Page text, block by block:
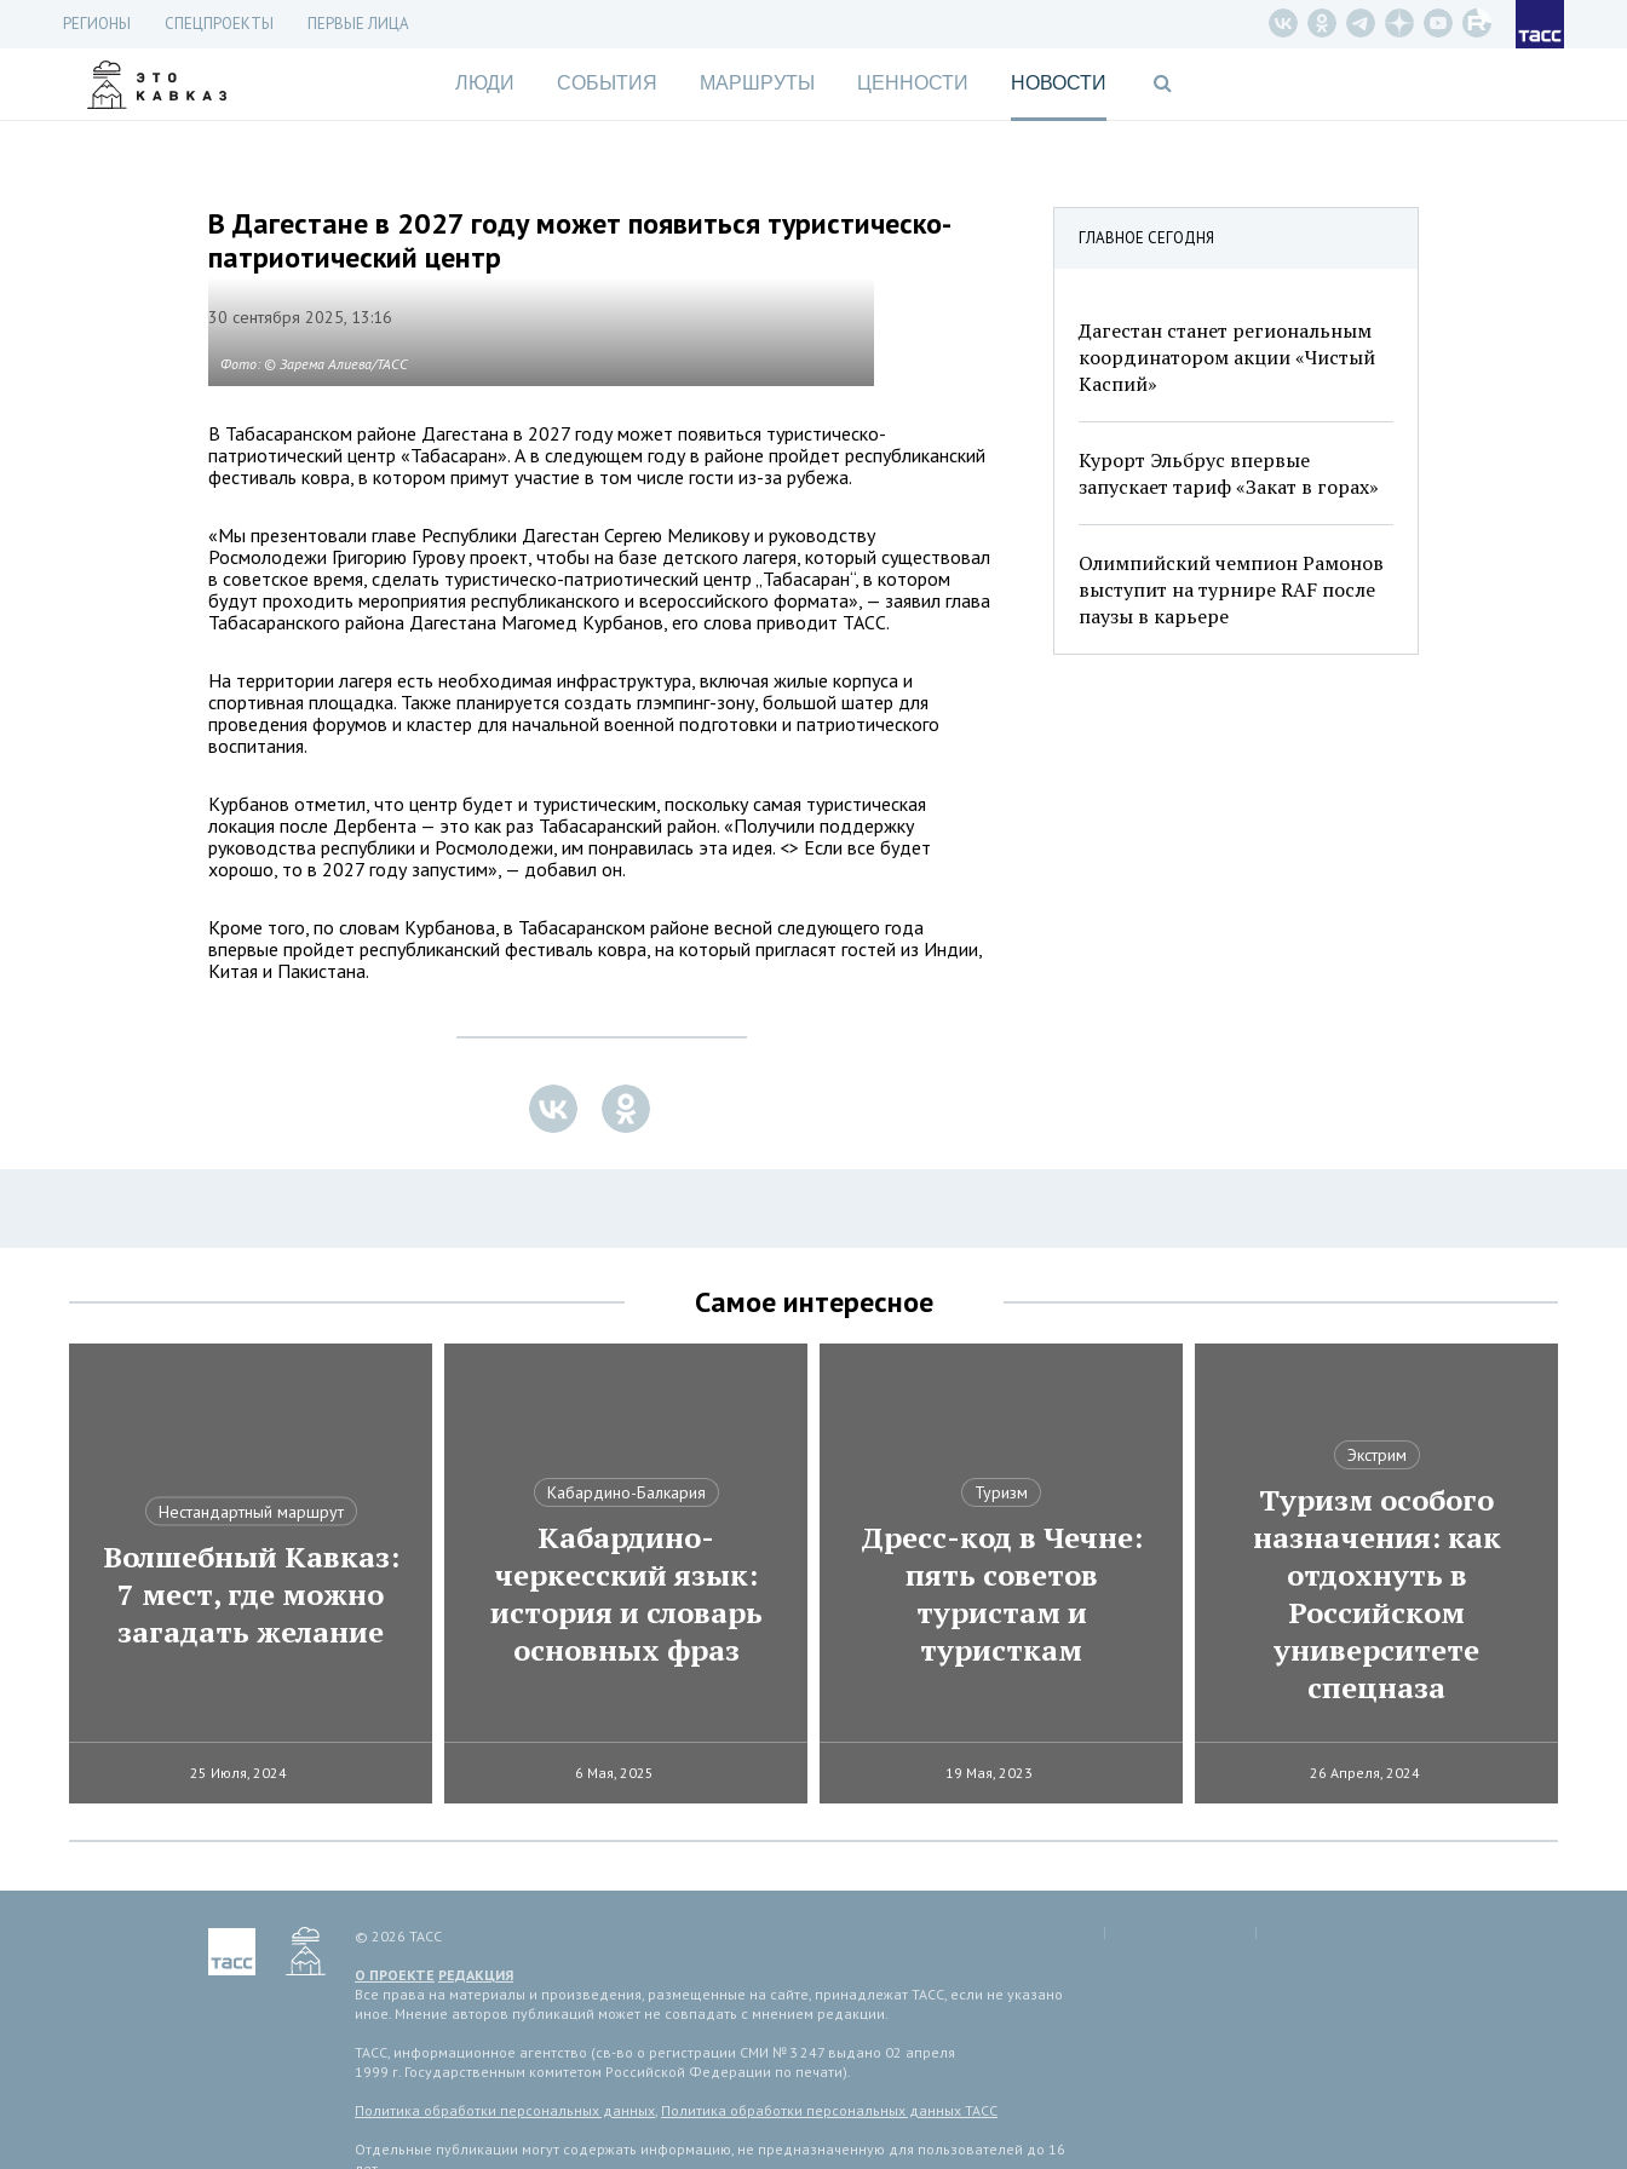
РЕГИОНЫ СПЕЦПРОЕКТЫ ПЕРВЫЕ ЛИЦА
ЛЮДИ СОБЫТИЯ МАРШРУТЫ ЦЕННОСТИ НОВОСТИ
ГЛАВНОЕ СЕГОДНЯ
Дагестан станет региональным
координатором акции «Чистый
Каспий»
Курорт Эльбрус впервые
запускает тариф «Закат в горах»
Олимпийский чемпион Рамонов
выступит на турнире RAF после
паузы в карьере
В Дагестане в 2027 году может появиться туристическо-
патриотический центр
30 сентября 2025, 13:16
Фото: © Зарема Алиева/ТАСС
В Табасаранском районе Дагестана в 2027 году может появиться туристическо-
патриотический центр «Табасаран». А в следующем году в районе пройдет республиканский
фестиваль ковра, в котором примут участие в том числе гости из-за рубежа.
«Мы презентовали главе Республики Дагестан Сергею Меликову и руководству
Росмолодежи Григорию Гурову проект, чтобы на базе детского лагеря, который существовал
в советское время, сделать туристическо-патриотический центр „Табасаран“, в котором
будут проходить мероприятия республиканского и всероссийского формата», — заявил глава
Табасаранского района Дагестана Магомед Курбанов, его слова приводит ТАСС.
На территории лагеря есть необходимая инфраструктура, включая жилые корпуса и
спортивная площадка. Также планируется создать глэмпинг-зону, большой шатер для
проведения форумов и кластер для начальной военной подготовки и патриотического
воспитания.
Курбанов отметил, что центр будет и туристическим, поскольку самая туристическая
локация после Дербента — это как раз Табасаранский район. «Получили поддержку
руководства республики и Росмолодежи, им понравилась эта идея. <> Если все будет
хорошо, то в 2027 году запустим», — добавил он.
Кроме того, по словам Курбанова, в Табасаранском районе весной следующего года
впервые пройдет республиканский фестиваль ковра, на который пригласят гостей из Индии,
Китая и Пакистана.
Самое интересное
Нестандартный маршрут
Волшебный Кавказ:
7 мест, где можно
загадать желание
25 Июля, 2024
Кабардино-Балкария
Кабардино-
черкесский язык:
история и словарь
основных фраз
6 Мая, 2025
Туризм
Дресс-код в Чечне:
пять советов
туристам и
туристкам
19 Мая, 2023
Экстрим
Туризм особого
назначения: как
отдохнуть в
Российском
университете
спецназа
26 Апреля, 2024
© 2026 ТАСС
О ПРОЕКТЕ РЕДАКЦИЯ
Все права на материалы и произведения, размещенные на сайте, принадлежат ТАСС, если не указано
иное. Мнение авторов публикаций может не совпадать с мнением редакции.
ТАСС, информационное агентство (св-во о регистрации СМИ № 3 247 выдано 02 апреля
1999 г. Государственным комитетом Российской Федерации по печати).
Политика обработки персональных данных, Политика обработки персональных данных ТАСС
Отдельные публикации могут содержать информацию, не предназначенную для пользователей до 16